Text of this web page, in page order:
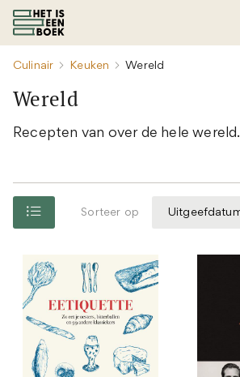
Culinair Keuken Wereld
Wereld
Recepten van over de hele wereld.
Sorteer op